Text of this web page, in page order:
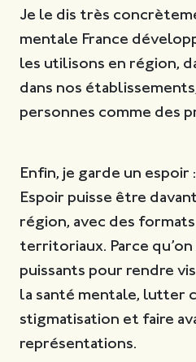
Je le dis très
mentale France
les utilisons en région,
dans nos
personnes comme des
Enfin, je garde un espoir
Espoir puisse être
région, avec des formats
territoriaux. Parce
puissants pour rendre
la santé mentale, lutter
stigmatisation et faire
représentations.